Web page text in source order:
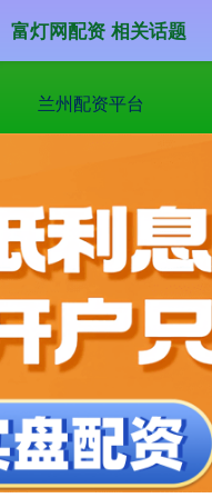
兰州配资平台
富灯网配资 相关话题